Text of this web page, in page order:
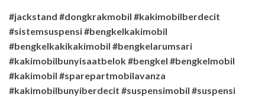
#jackstand #dongkrakmobil #kakimobilberdecit
#sistemsuspensi #bengkelkakimobil
#bengkelkakikakimobil #bengkelarumsari
#kakimobilbunyisaatbelok #bengkel #bengkelmobil
#kakimobil #sparepartmobilavanza
#kakimobilbunyiberdecit #suspensimobil #suspensi